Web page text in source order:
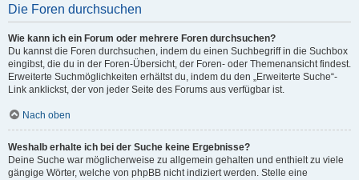
Die Foren durchsuchen
Wie kann ich ein Forum oder mehrere Foren durchsuchen?
Du kannst die Foren durchsuchen, indem du einen Suchbegriff in die Suchbox
eingibst, die du in der Foren-Übersicht, der Foren- oder Themenansicht findest.
Erweiterte Suchmöglichkeiten erhältst du, indem du den „Erweiterte Suche“-
Link anklickst, der von jeder Seite des Forums aus verfügbar ist.
Nach oben
Weshalb erhalte ich bei der Suche keine Ergebnisse?
Deine Suche war möglicherweise zu allgemein gehalten und enthielt zu viele
gängige Wörter, welche von phpBB nicht indiziert werden. Stelle eine